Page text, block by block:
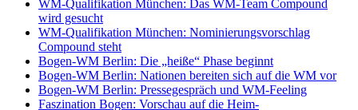
WM-Qualifikation München: Das WM-Team Compound
wird gesucht
WM-Qualifikation München: Nominierungsvorschlag
Compound steht
Bogen-WM Berlin: Die „heiße“ Phase beginnt
Bogen-WM Berlin: Nationen bereiten sich auf die WM vor
Bogen-WM Berlin: Pressegespräch und WM-Feeling
Faszination Bogen: Vorschau auf die Heim-